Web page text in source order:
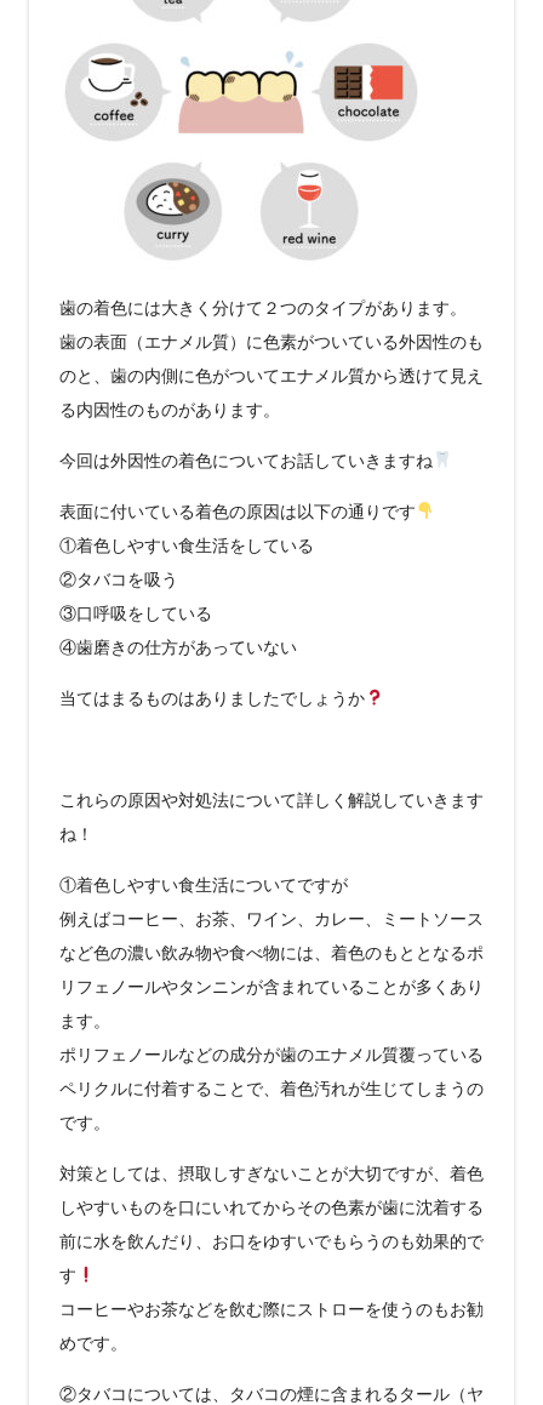
歯の着色には大きく分けて２つのタイプがあります。
歯の表面（エナメル質）に色素がついている外因性のも
のと、歯の内側に色がついてエナメル質から透けて見え
る内因性のものがあります。
今回は外因性の着色についてお話していきますね
表面に付いている着色の原因は以下の通りです
①着色しやすい食生活をしている
②タバコを吸う
③口呼吸をしている
④歯磨きの仕方があっていない
当てはまるものはありましたでしょうか
これらの原因や対処法について詳しく解説していきます
ね！
①着色しやすい食生活についてですが
例えばコーヒー、お茶、ワイン、カレー、ミートソース
など色の濃い飲み物や食べ物には、着色のもととなるポ
リフェノールやタンニンが含まれていることが多くあり
ます。
ポリフェノールなどの成分が歯のエナメル質覆っている
ペリクルに付着することで、着色汚れが生じてしまうの
です。
対策としては、摂取しすぎないことが大切ですが、着色
しやすいものを口にいれてからその色素が歯に沈着する
前に水を飲んだり、お口をゆすいでもらうのも効果的で
す
コーヒーやお茶などを飲む際にストローを使うのもお勧
めです。
②タバコについては、タバコの煙に含まれるタール（ヤ